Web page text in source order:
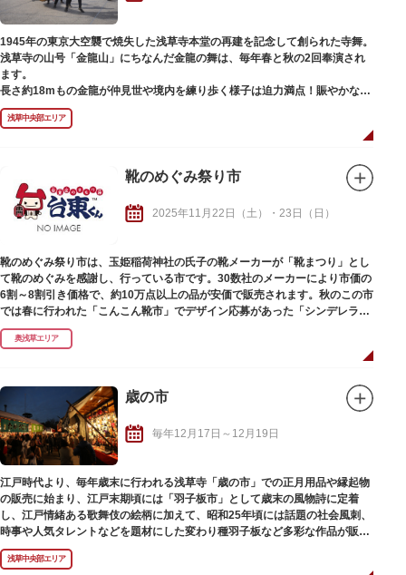
1945年の東京大空襲で焼失した浅草寺本堂の再建を記念して創られた寺舞。
浅草寺の山号「金龍山」にちなんだ金龍の舞は、毎年春と秋の2回奉演され
ます。
長さ約18mもの金龍が仲見世や境内を練り歩く様子は迫力満点！賑やかなお
囃子とともに、勇ましく、力強く、まるで生きているかのように華やかな舞
が繰り広げられます。行列の先頭を歩くのは、観音様を象徴する「蓮華珠
（れんげしゅ）」。蓮華珠を守護する88kgの金龍を、8人で自在に操る巧み
浅草中央部エリア
靴のめぐみ祭り市
2025年11月22日（土）・23日（日）
靴のめぐみ祭り市は、玉姫稲荷神社の氏子の靴メーカーが「靴まつり」とし
て靴のめぐみを感謝し、行っている市です。30数社のメーカーにより市価の
6割～8割引き価格で、約10万点以上の品が安価で販売されます。秋のこの市
では春に行われた「こんこん靴市」でデザイン応募があった「シンデレラの
靴御輿」が登場します。
奥浅草エリア
歳の市
毎年12月17日～12月19日
江戸時代より、毎年歳末に行われる浅草寺「歳の市」での正月用品や縁起物
の販売に始まり、江戸末期頃には「羽子板市」として歳末の風物詩に定着
し、江戸情緒ある歌舞伎の絵柄に加えて、昭和25年頃には話題の社会風刺、
時事や人気タレントなどを題材にした変わり種羽子板など多彩な作品が販売
されます。
浅草中央部エリア